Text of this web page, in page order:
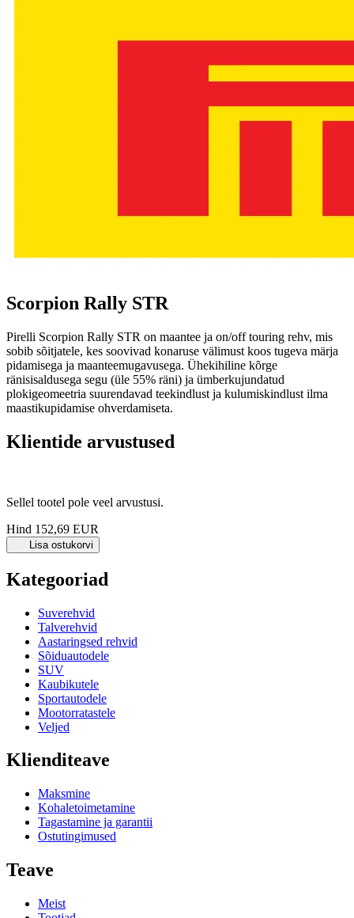
Scorpion Rally STR
Pirelli Scorpion Rally STR on maantee ja on/off touring rehv, mis
sobib sõitjatele, kes soovivad konaruse välimust koos tugeva märja
pidamisega ja maanteemugavusega. Ühekihiline kõrge
ränisisaldusega segu (üle 55% räni) ja ümberkujundatud
plokigeomeetria suurendavad teekindlust ja kulumiskindlust ilma
maastikupidamise ohverdamiseta.
Klientide arvustused
Sellel tootel pole veel arvustusi.
Hind 152,69 EUR
Lisa ostukorvi
Kategooriad
Suverehvid
Talverehvid
Aastaringsed rehvid
Sõiduautodele
SUV
Kaubikutele
Sportautodele
Mootorratastele
Veljed
Klienditeave
Maksmine
Kohaletoimetamine
Tagastamine ja garantii
Ostutingimused
Teave
Meist